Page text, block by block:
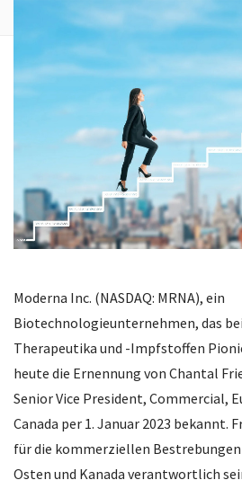
Moderna Inc. (NASDAQ: MRNA), ein
Biotechnologieunternehmen, das
Therapeutika und -Impfstoffen
heute die Ernennung von Chantal
Senior Vice President, Commercial,
Canada per 1. Januar 2023 bekannt.
für die kommerziellen Bestrebungen
Osten und Kanada verantwortlich